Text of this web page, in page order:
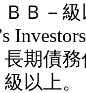
Ｂ－
長期債
以上。